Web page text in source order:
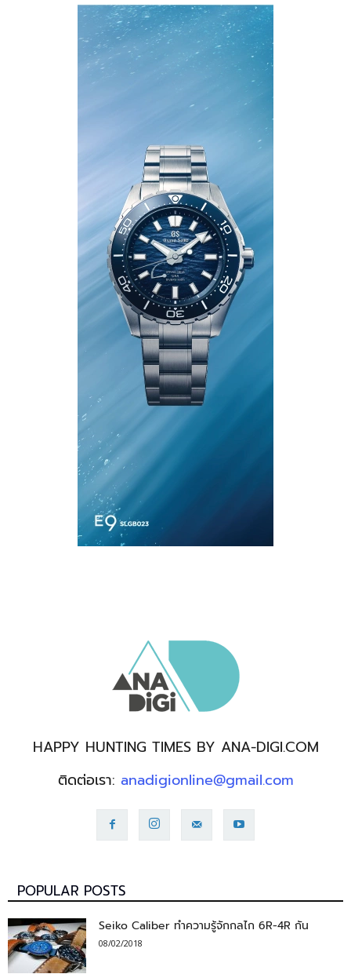
HAPPY HUNTING TIMES BY ANA-DIGI.COM
ติดต่อเรา: anadigionline@gmail.com
POPULAR POSTS
Seiko Caliber ทำความรู้จักกลไก 6R-4R กัน
08/02/2018